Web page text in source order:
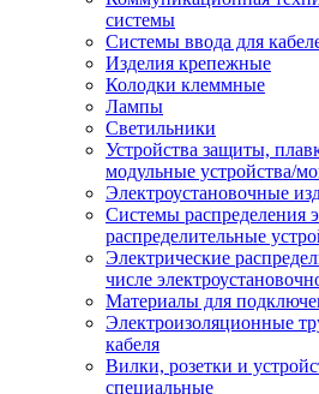
системы
Системы ввода для
Изделия крепежные
Колодки клеммные
Лампы
Светильники
Устройства защиты,
модульные устройства/
Электроустановочные
Системы распределения
распределительные
Электрические
числе
Материалы для
Электроизоляционные
кабеля
Вилки, розетки и
специальные